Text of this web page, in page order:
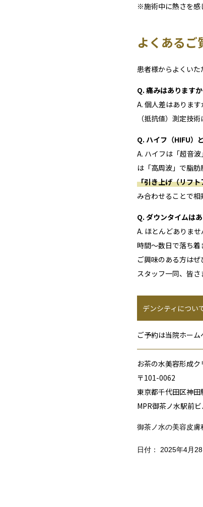
※施術中に熱さを感
よくあるご
患者様からよくいた
Q. 痛みはありますか
A. 個人差はありま
（抵抗値）測定技
Q. ハイフ（HIFU）
A. ハイフは「超音
は「高周波」で脂肪
「引き上げ（リフ
み合わせることで相
Q. ダウンタイムは
A. ほとんどありま
時間〜数日で落ち着
ご興味のある方はぜ
スタッフ一同、皆さ
デンシティについ
ご予約は当院ホー
お茶の水美容形成ク
〒101-0062
東京都千代田区神
MPR御茶ノ水駅前
御茶ノ水の美容皮膚
日付： 2025年4月28